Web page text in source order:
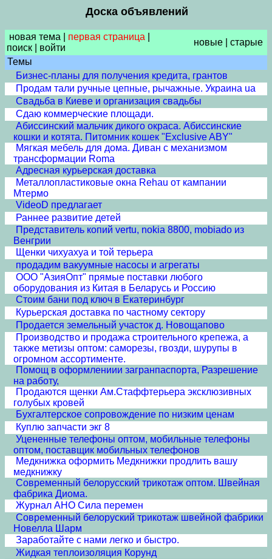
Доска объявлений
новая тема первая страница
поиск
войти
новые
старые
Темы
Бизнес-планы для получения кредита, грантов
Продам тали ручные цепные, рычажные. Украина ua
Свадьба в Киеве и организация свадьбы
Сдаю коммерческие площади.
Абиссинский мальчик дикого окраса. Абиссинские
кошки и котята. Питомник кошек "Exclusive ABY"
Мягкая мебель для дома. Диван с механизмом
трансформации Roma
Адресная курьерская доставка
Металлопластиковые окна Rehau от кампании
Мтермо
VideoD предлагает
Раннее развитие детей
Представитель копий vertu, nokia 8800, mobiado из
Венгрии
Щенки чихуахуа и той терьера
продадим вакуумные насосы и агрегаты
ООО "АзияОпт" прямые поставки любого
оборудования из Китая в Беларусь и Россию
Стоим бани под ключ в Екатеринбург
Курьерская доставка по частному сектору
Продается земельный участок д. Новощапово
Производство и продажа строительного крепежа, а
также метизы оптом: саморезы, гвозди, шурупы в
огромном ассортименте.
Помощ в оформлениии загранпаспорта, Разрешение
на работу,
Продаются щенки Ам.Стаффтерьера эксклюзивных
голубых кровей
Бухгалтерское сопровождение по низким ценам
Куплю запчасти экг 8
Уцененные телефоны оптом, мобильные телефоны
оптом, поставщик мобильных телефонов
Медкнижка оформить Медкнижки продлить вашу
медкнижку
Современный белорусский трикотаж оптом. Швейная
фабрика Диома.
Журнал АНО Сила перемен
Современный белоруский трикотаж швейной фабрики
Новелла Шарм
Заработайте с нами легко и быстро.
Жидкая теплоизоляция Корунд